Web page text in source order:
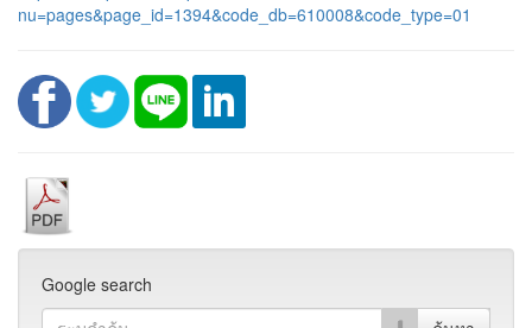
nu=pages&page_id=1394&code_db=610008&code_type=01
Google search